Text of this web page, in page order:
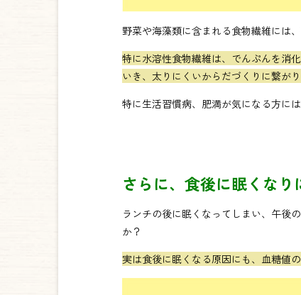
野菜や海藻類に含まれる食物繊維には
特に水溶性食物繊維は、でんぷんを消
いき、太りにくいからだづくりに繋がり
特に生活習慣病、肥満が気になる方に
さらに、食後に眠くなり
ランチの後に眠くなってしまい、午後
か？
実は食後に眠くなる原因にも、血糖値